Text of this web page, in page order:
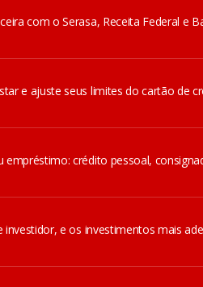
com o Serasa, Receita Federal e
e ajuste seus limites do cartão de
empréstimo: crédito pessoal,
investidor, e os investimentos mais